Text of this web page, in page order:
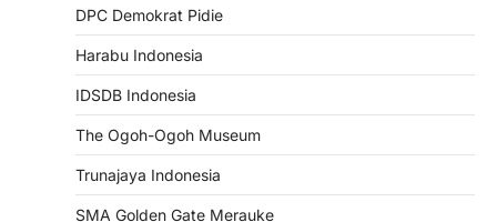
DPC Demokrat Pidie
Harabu Indonesia
IDSDB Indonesia
The Ogoh-Ogoh Museum
Trunajaya Indonesia
SMA Golden Gate Merauke